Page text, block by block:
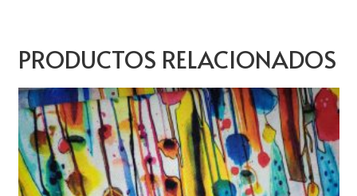
PRODUCTOS RELACIONADOS